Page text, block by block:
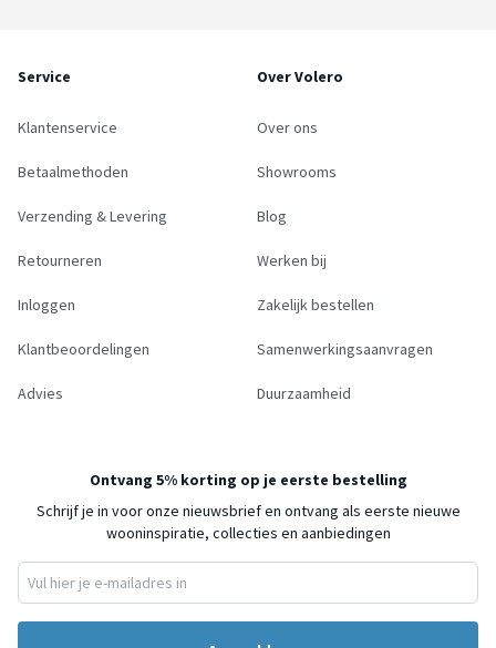
Service
Klantenservice
Betaalmethoden
Verzending & Levering
Retourneren
Inloggen
Klantbeoordelingen
Advies
Over Volero
Over ons
Showrooms
Blog
Werken bij
Zakelijk bestellen
Samenwerkingsaanvragen
Duurzaamheid
Ontvang 5% korting op je eerste bestelling
Schrijf je in voor onze nieuwsbrief en ontvang als eerste nieuwe
wooninspiratie, collecties en aanbiedingen